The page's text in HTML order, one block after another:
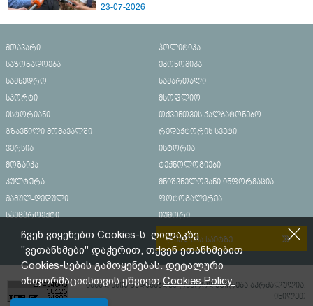
23-07-2026
მთავარი
პოლიტიკა
საზოგადოება
ეკონომიკა
სამხედრო
სამართალი
სპორტი
მსოფლიო
ისტორიანი
თქვენთვის ქალბატონებო
გზავნილი მომავალში
რედაქტორის სვეტი
ვერსია
ისტორია
მოზაიკა
ტექნოლოგიები
კულტურა
მნიშვნელოვანი ინფორმაცია
მამულ-დედული
ფოტოგალერეა
სპეცპროექტი
იუმორი
რეკლამა საიტზე
მასალების გადაბეჭდვა/რეპროდუცირება აკრძალულია,
იხილეთ
ჩვენ ვიყენებთ Cookies-ს. ღილაკზე
"ვეთანხმები" დაჭერით, თქვენ ეთანხმებით
Cookies-სების გამოყენებას. დეტალური
ინფორმაციისთვის ეწვიეთCookies Policy.